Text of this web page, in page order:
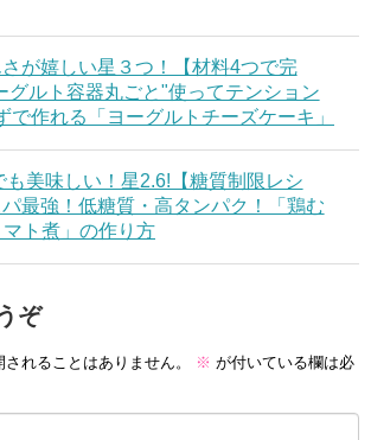
が嬉しい星３つ！【材料4つで完
グルト容器丸ごと"使ってテンション
作れる「ヨーグルトチーズケーキ」
も美味しい！星2.6!【糖質制限レシ
パ最強！低糖質・高タンパク！「鶏む
ト煮」の作り方
ぞ
れることはありません。 ※ が付いている欄は必